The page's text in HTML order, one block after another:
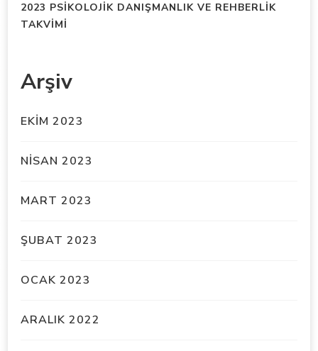
2023 PSİKOLOJİK DANIŞMANLIK VE REHBERLİK
TAKVİMİ
Arşiv
EKIM 2023
NISAN 2023
MART 2023
ŞUBAT 2023
OCAK 2023
ARALIK 2022